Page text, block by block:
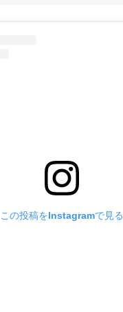
この投稿をInstagramで見る